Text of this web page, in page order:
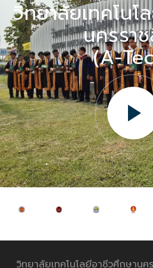
วิทยาลัยเทคโนโ
นครรา
(A-
วิทยาลัยเทคโนโลยีอาชีวศึกษาน